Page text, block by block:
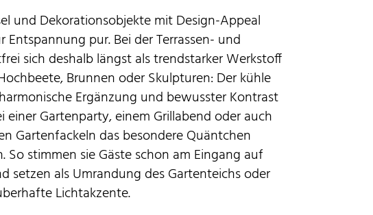
und Dekorationsobjekte mit Design-Appeal
pur. Bei der Terrassen- und
sich deshalb längst als trendstarker Werkstoff
Brunnen oder Skulpturen: Der kühle
Ergänzung und bewusster Kontrast
Gartenparty, einem Grillabend oder auch
Gartenfackeln das besondere Quäntchen
stimmen sie Gäste schon am Eingang auf
setzen als Umrandung des Gartenteichs oder
Lichtakzente.